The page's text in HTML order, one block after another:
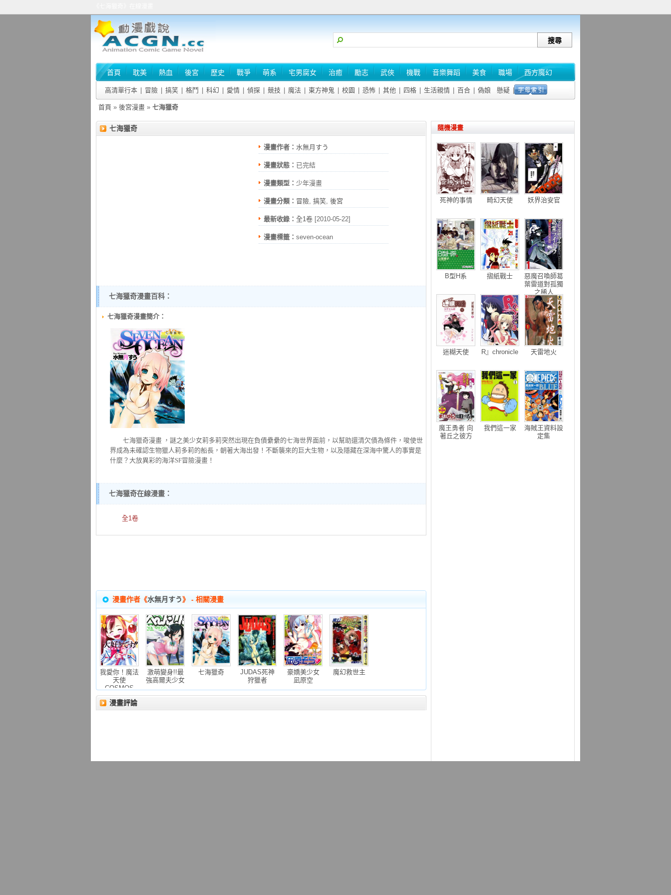
首頁 耽美 熱血 後宮 歷史 戰爭 萌系 宅男腐女 治癒 勵志 武俠 機戰 音樂舞蹈 美食 職場 西方魔幻
高清單行本 冒險 搞笑 格鬥 科幻 愛情 偵探 競技 魔法 東方神鬼 校園 恐怖 其他 四格 生活親情 百合 偽娘 懸疑
首頁 » 後宮漫畫 » 七海獵奇
七海獵奇
漫畫作者： 水無月すう
漫畫狀態： 已完結
漫畫類型： 少年漫畫
漫畫分類： 冒險, 搞笑, 後宮
最新收錄： 全1卷 [2010-05-22]
漫畫標籤： seven-ocean
七海獵奇漫畫百科：
七海獵奇漫畫簡介：
七海獵奇漫畫 ，謎之美少女莉多莉突然出現在負債纍纍的七海世界面前，以幫助還清欠債為條件，唆使世
界成為未確認生物獵人莉多莉的船長，朝著大海出發！不斷襲來的巨大生物，以及隱藏在深海中驚人的事實是
什麼？大放異彩的海洋SF冒險漫畫！
七海獵奇在線漫畫：
全1卷
漫畫作者《水無月すう》 - 相關漫畫
我愛你！魔法
天使
COSMOS
激萌變身!!最
強高爾夫少女
七海獵奇
JUDAS死神
狩獵者
豪嬌美少女
凪原空
魔幻救世主
漫畫評論
隨機漫畫
死神的事情 畸幻天使 妖界治安官
B型H系 摺紙戰士
惡魔召喚師葛
葉雷道對孤獨
之稀人
迷糊天使 R』chronicle 天雷地火
魔王勇者 向
著丘之彼方
我們這一家
海賊王資料設
定集